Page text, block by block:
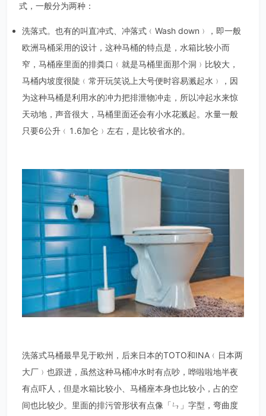
式，一般分为两种：
洗落式。也有的叫直冲式、冲落式﹙Wash down﹚，即一般
欧洲马桶采用的设计，这种马桶的特点是，水箱比较小而
窄，马桶座里面的排粪口﹙就是马桶里面那个洞﹚比较大，
马桶内坡度很陡﹙常开玩笑说上大号便时容易溅起水﹚，因
为这种马桶是利用水的冲力把排泄物冲走，所以冲起水来惊
天动地，声音很大，马桶里面还会有小水花溅起。水量一般
只要6公升﹙1.6加仑﹚左右，是比较省水的。
洗落式马桶最早见于欧州，后来日本的TOTO和INA﹙日本两
大厂﹚也跟进，虽然这种马桶冲水时有点吵，哗啦啦地半夜
有点吓人，但是水箱比较小、马桶座本身也比较小，占的空
间也比较少。里面的排污管形状有点像「ㄣ」字型，弯曲度